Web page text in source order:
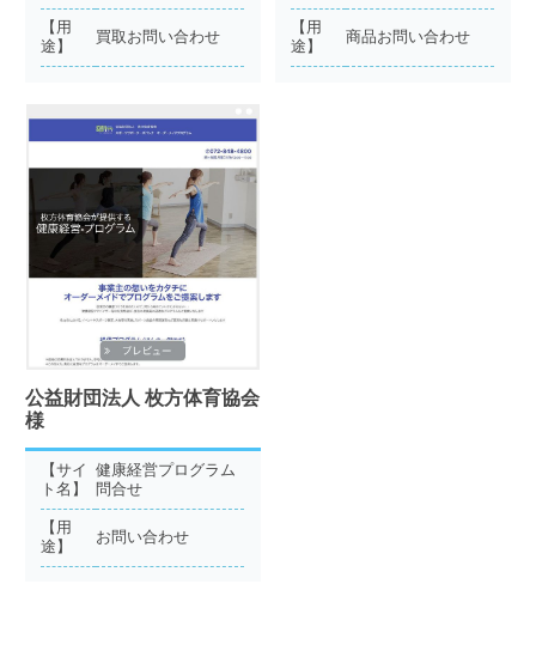
【用
途】
買取お問い合わせ
【用
途】
商品お問い合わせ
公益財団法人 枚方体育協会
様
【サイ
ト名】
健康経営プログラム
問合せ
【用
途】
お問い合わせ